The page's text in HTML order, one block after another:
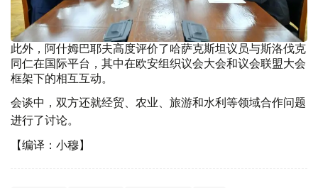
此外，阿什姆巴耶夫高度评价了哈萨克斯坦议员与斯洛伐克
同仁在国际平台，其中在欧安组织议会大会和议会联盟大会
框架下的相互互动。
会谈中，双方还就经贸、农业、旅游和水利等领域合作问题
进行了讨论。
【编译：小穆】